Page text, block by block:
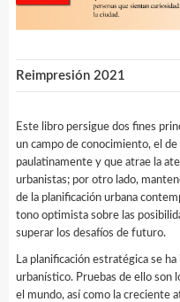
Reimpresión 2021
Este libro persigue dos fines
un campo de conocimiento, el
paulatinamente y que atrae la
urbanistas; por otro lado,
de la planificación urbana
tono optimista sobre las
superar los desafíos de futuro.
La planificación estratégica se
urbanístico. Pruebas de ello son
el mundo, así como la creciente